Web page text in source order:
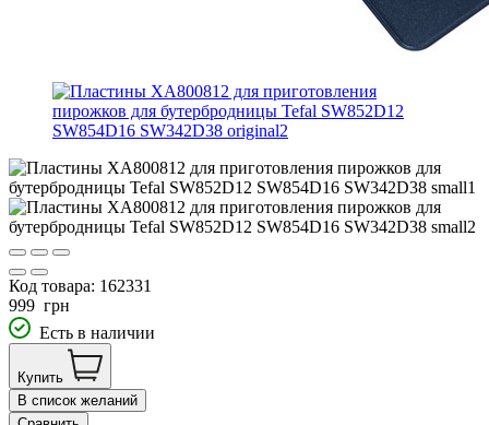
Код товара: 162331
999 грн
Есть в наличии
Купить
В список желаний